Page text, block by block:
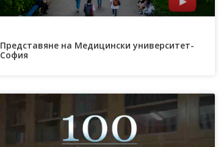
Представяне на Медицински университет-
София